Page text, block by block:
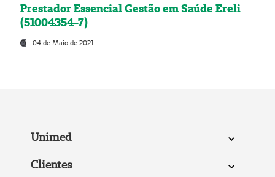
Prestador Essencial Gestão em Saúde Ereli
(51004354-7)
04 de Maio de 2021
Unimed
Clientes